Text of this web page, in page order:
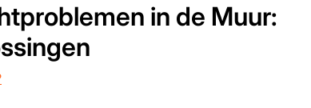
in de Muur: